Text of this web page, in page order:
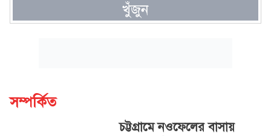
খুঁজুন
সম্পর্কিত
চট্টগ্রামে নওফেলের বাসায়